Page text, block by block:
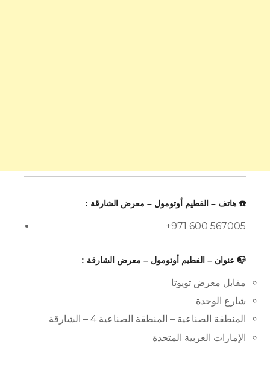
☎️ هاتف – الفطيم أوتومول – معرض الشارقة :
+971 600 567005
📭 عنوان – الفطيم أوتومول – معرض الشارقة :
مقابل معرض تويوتا
شارع الوحدة
المنطقة الصناعية – المنطقة الصناعية 4 – الشارقة
الإمارات العربية المتحدة